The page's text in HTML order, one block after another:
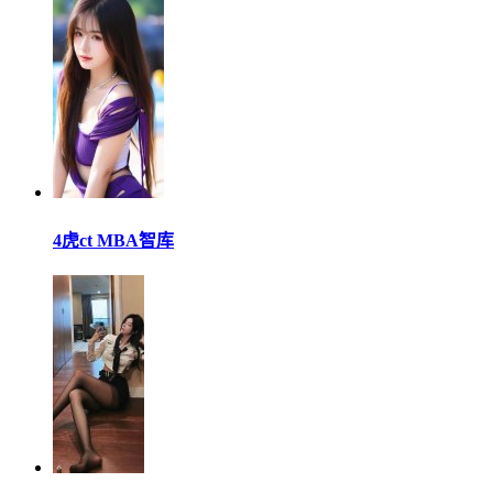
4虎ct MBA智库